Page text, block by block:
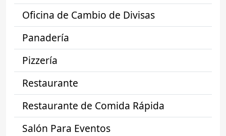
Oficina de Cambio de Divisas
Panadería
Pizzería
Restaurante
Restaurante de Comida Rápida
Salón Para Eventos